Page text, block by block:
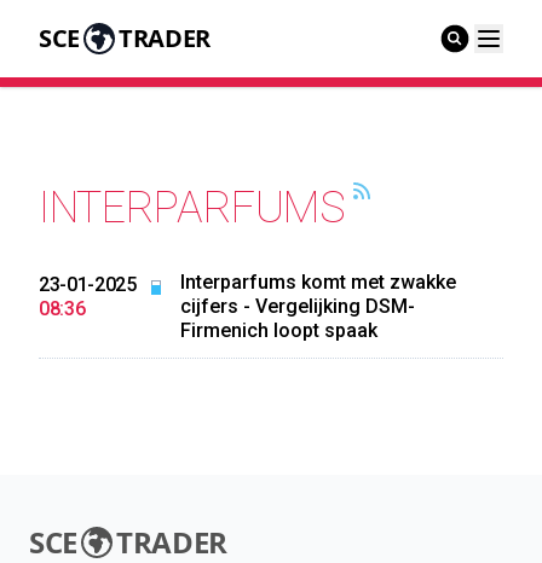
SCE TRADER
INTERPARFUMS
23-01-2025
08:36
Interparfums komt met zwakke
cijfers - Vergelijking DSM-
Firmenich loopt spaak
SCE TRADER